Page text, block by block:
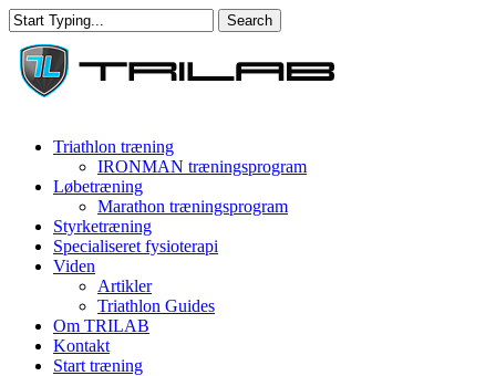
Skip
to
main
content
Search
Close
Search
Menu
Triathlon træning
IRONMAN træningsprogram
Løbetræning
Marathon træningsprogram
Styrketræning
Specialiseret fysioterapi
Viden
Artikler
Triathlon Guides
Om TRILAB
Kontakt
Start træning